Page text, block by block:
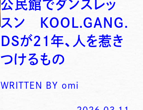
公民館でダンスレッ
スン KOOL.GANG.
DSが21年、人を惹き
つけるもの
WRITTEN BY omi